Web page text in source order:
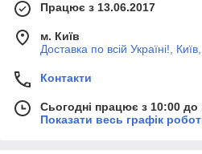
Працює з 13.06.2017
м. Київ
Доставка по всій Україні!,
Контакти
Сьогодні працює з 10:00 до
Показати весь графік